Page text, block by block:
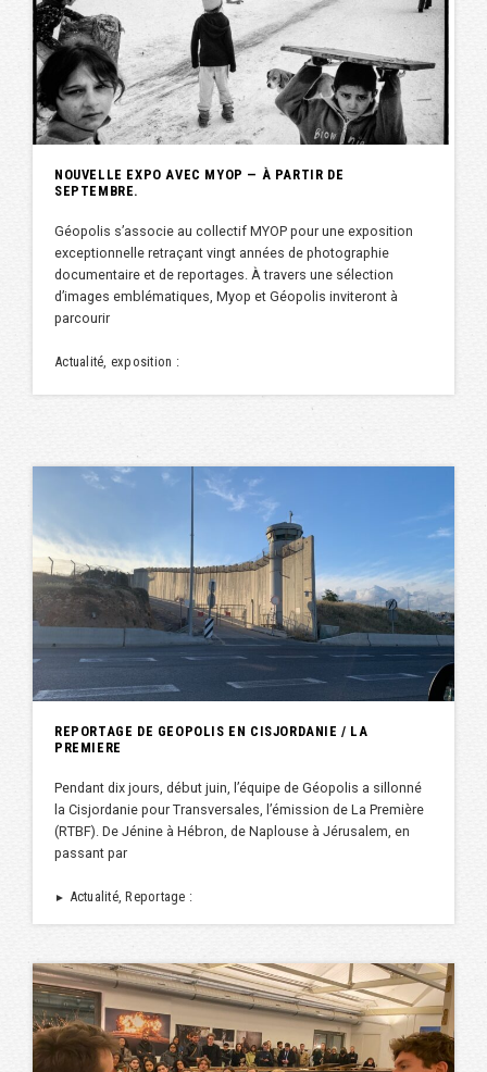
NOUVELLE EXPO AVEC MYOP — À PARTIR DE
SEPTEMBRE.
Géopolis s’associe au collectif MYOP pour une exposition
exceptionnelle retraçant vingt années de photographie
documentaire et de reportages. À travers une sélection
d’images emblématiques, Myop et Géopolis inviteront à
parcourir
Actualité, exposition :
REPORTAGE DE GEOPOLIS EN CISJORDANIE / LA
PREMIERE
Pendant dix jours, début juin, l’équipe de Géopolis a sillonné
la Cisjordanie pour Transversales, l’émission de La Première
(RTBF). De Jénine à Hébron, de Naplouse à Jérusalem, en
passant par
► Actualité, Reportage :